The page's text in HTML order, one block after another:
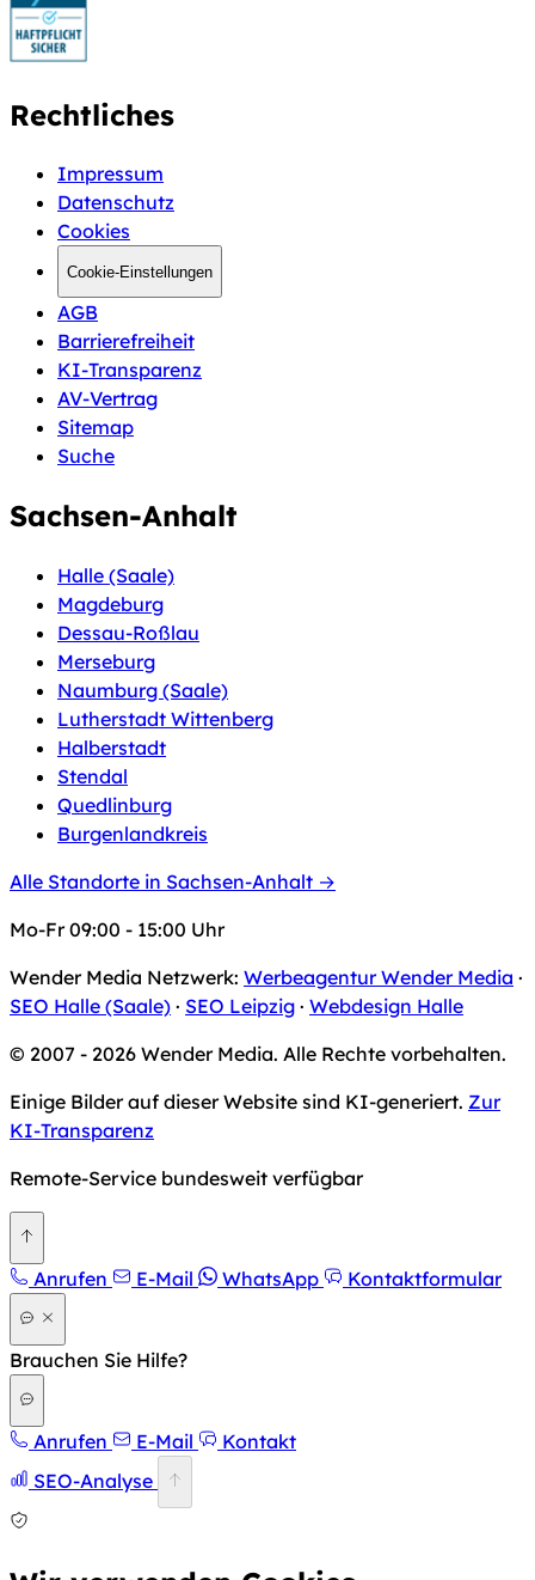
Rechtliches
Impressum
Datenschutz
Cookies
Cookie-Einstellungen
AGB
Barrierefreiheit
KI-Transparenz
AV-Vertrag
Sitemap
Suche
Sachsen-Anhalt
Halle (Saale)
Magdeburg
Dessau-Roßlau
Merseburg
Naumburg (Saale)
Lutherstadt Wittenberg
Halberstadt
Stendal
Quedlinburg
Burgenlandkreis
Alle Standorte in Sachsen-Anhalt →
Mo-Fr 09:00 - 15:00 Uhr
Wender Media Netzwerk: Werbeagentur Wender Media ·
SEO Halle (Saale) · SEO Leipzig · Webdesign Halle
© 2007 - 2026 Wender Media. Alle Rechte vorbehalten.
Einige Bilder auf dieser Website sind KI-generiert. Zur
KI-Transparenz
Remote-Service bundesweit verfügbar
Anrufen E-Mail WhatsApp Kontaktformular
Brauchen Sie Hilfe?
Anrufen E-Mail
Kontakt
SEO-Analyse